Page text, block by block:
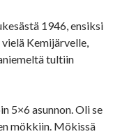
1946, ensiksi
Kemijärvelle,
tultiin
5×6 asunnon. Oli se
mökkiin. Mökissä